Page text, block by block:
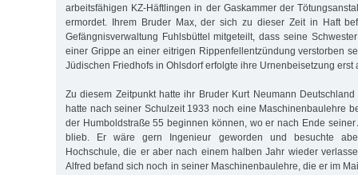
arbeitsfähigen KZ-Häftlingen in der Gaskammer der
ermordet. Ihrem Bruder Max, der sich zu dieser Zeit in Haft
Gefängnisverwaltung Fuhlsbüttel mitgeteilt, dass seine
einer Grippe an einer eitrigen Rippenfellentzündung verstorben
Jüdischen Friedhofs in Ohlsdorf erfolgte ihre Urnenbeisetzung erst
Zu diesem Zeitpunkt hatte ihr Bruder Kurt Neumann
hatte nach seiner Schulzeit 1933 noch eine Maschinenbaulehre
der Humboldstraße 55 beginnen können, wo er nach Ende seiner
blieb. Er wäre gern Ingenieur geworden und besuchte
Hochschule, die er aber nach einem halben Jahr wieder
Alfred befand sich noch in seiner Maschinenbaulehre, die er im